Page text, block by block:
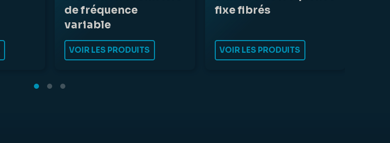
de fréquence
variable
VOIR LES PRODUITS
fixe fibrés
VOIR LES PRODUITS